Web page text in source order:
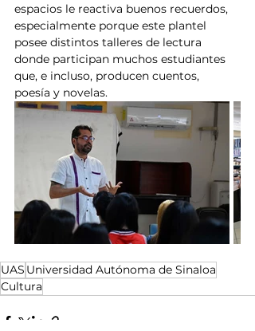
espacios le reactiva buenos recuerdos,
especialmente porque este plantel
posee distintos talleres de lectura
donde participan muchos estudiantes
que, e incluso, producen cuentos,
poesía y novelas.
UAS Universidad Autónoma de Sinaloa
Cultura